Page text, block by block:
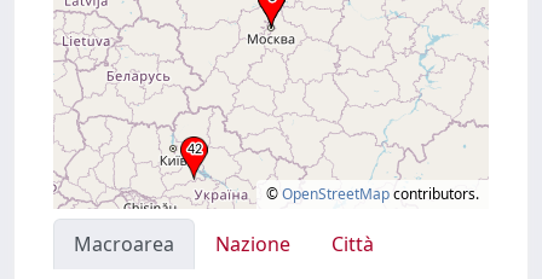
©OpenStreetMapcontributors.
Macroarea Nazione
Città